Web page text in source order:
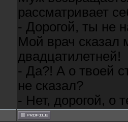
рассматривает
- Дорогой, ты не
Мой врач сказал
двадцатилетней!
- Да?! А о твоей
не сказал?
- Нет, дорогой, о